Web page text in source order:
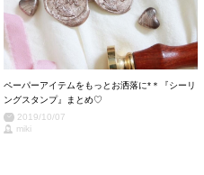
ペーパーアイテムをもっとお洒落に*＊『シーリ
ングスタンプ』まとめ♡
2019/10/07
miki